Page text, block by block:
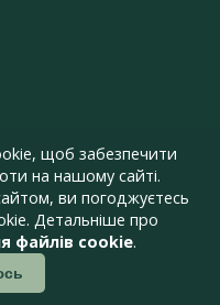
щоб забезпечити
на нашому сайті.
ви погоджуєтесь
Детальніше про
файлів cookie.